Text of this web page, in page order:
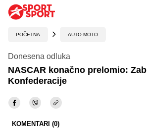
POČETNA AUTO-MOTO
Donesena odluka
NASCAR konačno prelomio:
Konfederacije
KOMENTARI (0)